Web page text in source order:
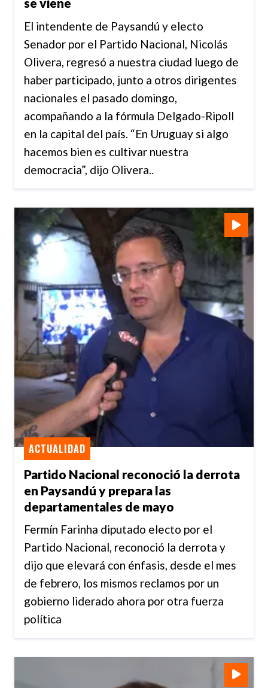
El intendente de Paysandú y electo
Senador por el Partido Nacional, Nicolás
Olivera, regresó a nuestra ciudad luego de
haber participado, junto a otros dirigentes
nacionales el pasado domingo,
acompañando a la fórmula Delgado-Ripoll
en la capital del país. “En Uruguay si algo
hacemos bien es cultivar nuestra
democracia”, dijo Olivera..
Partido Nacional reconoció la derrota
en Paysandú y prepara las
departamentales de mayo
ACTUALIDAD
Fermín Farinha diputado electo por el
Partido Nacional, reconoció la derrota y
dijo que elevará con énfasis, desde el mes
de febrero, los mismos reclamos por un
gobierno liderado ahora por otra fuerza
política